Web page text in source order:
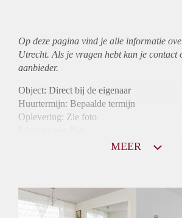
Op deze pagina vind je alle informatie
Utrecht. Als je vragen hebt kun je contact
aanbieder.
Object: Direct bij de eigenaar
Huurtermijn: Bepaalde termijn
Oplevering: Zie foto
Gedeelde Douche: Ja
Gedeelde woonkamer: Ja
MEER